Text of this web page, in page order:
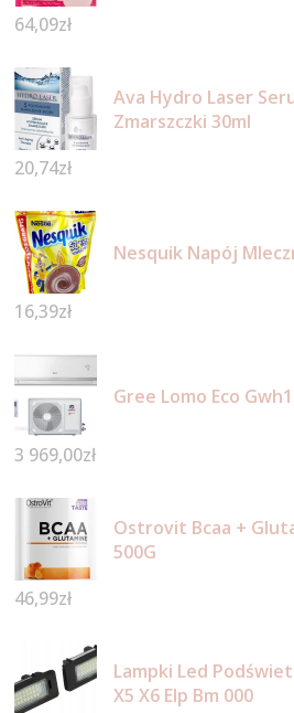
64,09zł
Ava Hydro Laser
Zmarszczki 30ml
20,74zł
Nesquik Napój
16,39zł
Gree Lomo Eco
3 969,00zł
Ostrovit Bcaa +
500G
46,99zł
Lampki Led
X5 X6 Elp Bm 000